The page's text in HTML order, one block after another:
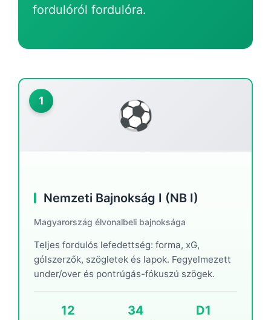
fordulóról fordulóra.
1 ⚽
Nemzeti Bajnokság I (NB I)
Magyarország élvonalbeli bajnoksága
Teljes fordulós lefedettség: forma, xG,
gólszerzők, szögletek és lapok. Fegyelmezett
under/over és pontrúgás-fókuszú szögek.
12 34 D1